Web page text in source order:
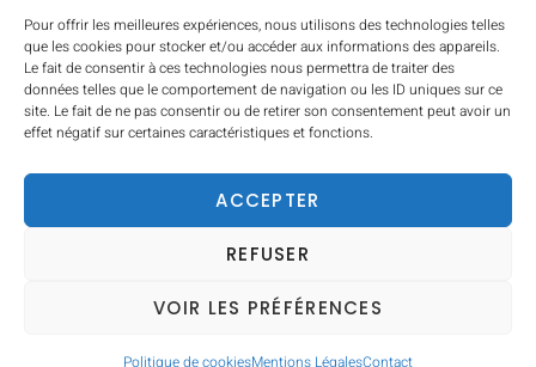
Pour offrir les meilleures expériences, nous utilisons des technologies telles
que les cookies pour stocker et/ou accéder aux informations des appareils.
Le fait de consentir à ces technologies nous permettra de traiter des
données telles que le comportement de navigation ou les ID uniques sur ce
site. Le fait de ne pas consentir ou de retirer son consentement peut avoir un
effet négatif sur certaines caractéristiques et fonctions.
ACCEPTER
REFUSER
VOIR LES PRÉFÉRENCES
Politique de cookiesMentions LégalesContact
Contact
Contactez-nous
Email:
Conditions générales de ventes
Mentions légales